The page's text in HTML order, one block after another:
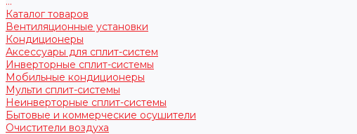
Каталог товаров
Вентиляционные установки
Кондиционеры
Аксессуары для сплит-систем
Инверторные сплит-системы
Мобильные кондиционеры
Мульти сплит-системы
Неинверторные сплит-системы
Бытовые и коммерческие осушители
Очистители воздуха